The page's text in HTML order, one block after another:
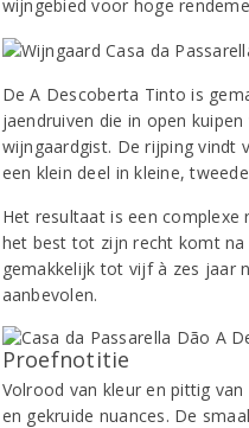
wijngebied voor hoge
De A Descoberta Tinto is
jaendruiven die in open
wijngaardgist. De rijping vindt
een klein deel in kleine,
Het resultaat is een
het best tot zijn recht komt na
gemakkelijk tot vijf à zes jaar
aanbevolen.
Proefnotitie
Volrood van kleur en pittig
en gekruide nuances. De